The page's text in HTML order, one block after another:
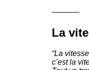
———–
La
“La
c’est la